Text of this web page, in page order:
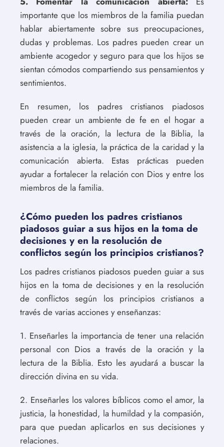
importante que los miembros de la familia puedan
hablar abiertamente sobre sus preocupaciones,
dudas y problemas. Los padres pueden crear un
ambiente acogedor y seguro para que los hijos se
sientan cómodos compartiendo sus pensamientos y
sentimientos.
En resumen, los padres cristianos piadosos
pueden crear un ambiente de fe en el hogar a
través de la oración, la lectura de la Biblia, la
asistencia a la iglesia, la práctica de la caridad y la
comunicación abierta. Estas prácticas pueden
ayudar a fortalecer la relación con Dios y entre los
miembros de la familia.
¿Cómo pueden los padres cristianos
piadosos guiar a sus hijos en la toma de
decisiones y en la resolución de
conflictos según los principios cristianos?
Los padres cristianos piadosos pueden guiar a sus
hijos en la toma de decisiones y en la resolución
de conflictos según los principios cristianos a
través de varias acciones y enseñanzas:
1. Enseñarles la importancia de tener una relación
personal con Dios a través de la oración y la
lectura de la Biblia. Esto les ayudará a buscar la
dirección divina en su vida.
2. Enseñarles los valores bíblicos como el amor, la
justicia, la honestidad, la humildad y la compasión,
para que puedan aplicarlos en sus decisiones y
relaciones.